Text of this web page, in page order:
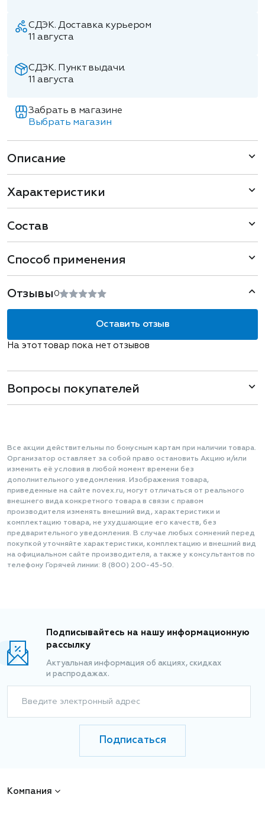
СДЭК. Доставка курьером
11 августа
СДЭК. Пункт выдачи.
11 августа
Забрать в магазине
Выбрать магазин
Описание
Характеристики
Состав
Способ применения
Отзывы 0
Оставить отзыв
На этот товар пока нет отзывов
Вопросы покупателей
Все акции действительны по бонусным картам при наличии товара.
Организатор оставляет за собой право остановить Акцию и/или
изменить её условия в любой момент времени без
дополнительного уведомления. Изображения товара,
приведенные на сайте novex.ru, могут отличаться от реального
внешнего вида конкретного товара в связи с правом
производителя изменять внешний вид, характеристики и
комплектацию товара, не ухудшающие его качеств, без
предварительного уведомления. В случае любых сомнений перед
покупкой уточняйте характеристики, комплектацию и внешний вид
на официальном сайте производителя, а также у консультантов по
телефону Горячей линии: 8 (800) 200-45-50.
Подписывайтесь на нашу информационную
рассылку
Актуальная информация об акциях, скидках
и распродажах.
Введите электронный адрес
Подписаться
Компания